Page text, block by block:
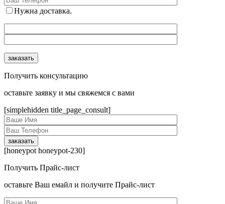
Нужна доставка.
Получить консультацию
оcтавьте заявку и мы свяжемся с вами
[simplehidden title_page_consult]
[honeypot honeypot-230]
Получить Прайс-лист
оcтавьте Ваш емайл и получите Прайс-лист